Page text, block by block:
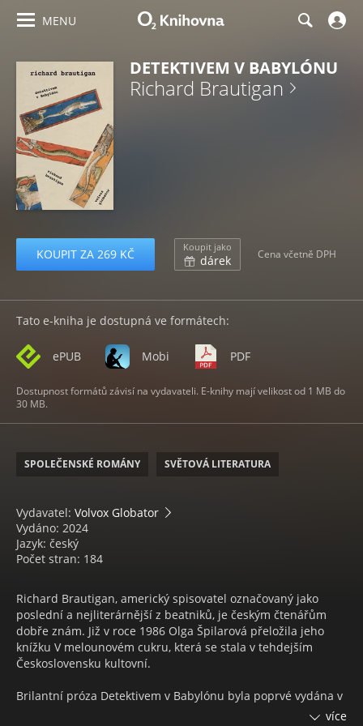
MENU
DETEKTIVEM V BABYLÓNU
Richard Brautigan
KOUPIT ZA 269 KČ Koupit jako
dárek Cena včetně DPH
Tato e-kniha je dostupná ve formátech:
ePUB Mobi PDF
Dostupnost formátů závisí na vydavateli. E-knihy mají velikost od 1 MB do
30 MB.
SPOLEČENSKÉ ROMÁNY SVĚTOVÁ LITERATURA
Vydavatel: Volvox Globator
Vydáno: 2024
Jazyk: český
Počet stran: 184
Richard Brautigan, americký spisovatel označovaný jako
poslední a nejliterárnější z beatniků, je českým čtenářům
dobře znám. Již v roce 1986 Olga Špilarová přeložila jeho
knížku V melounovém cukru, která se stala v tehdejším
Československu kultovní.
Brilantní próza Detektivem v Babylónu byla poprvé vydána v
roce 1977 s podtitulem Román soukromého očka roku 1942.
více